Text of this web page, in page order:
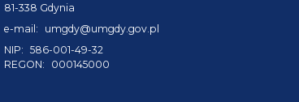
81-338 Gdynia
e-mail:
umgdy@umgdy.gov.pl
NIP: 586-001-49-32
REGON:
000145000